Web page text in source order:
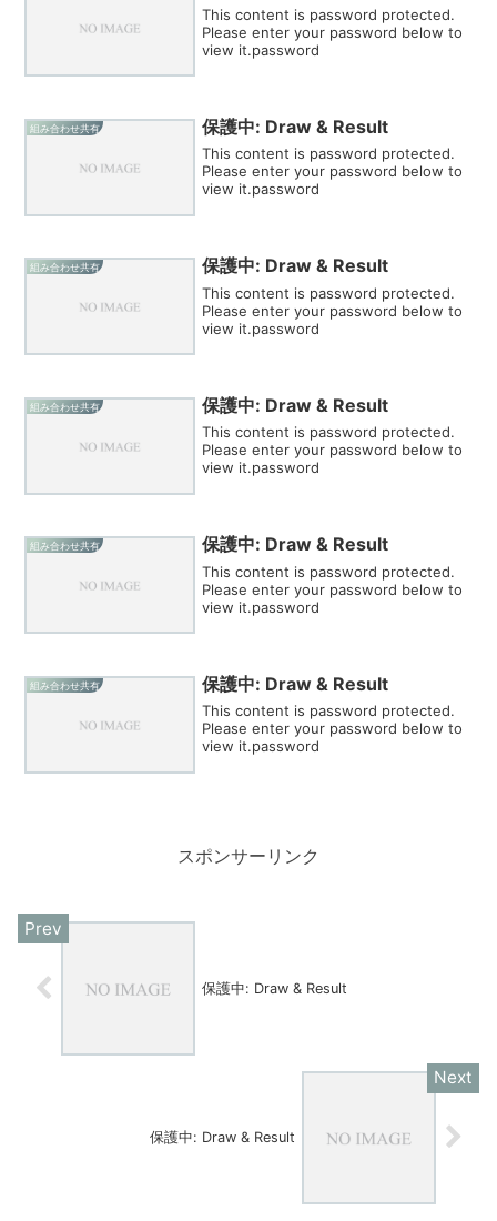
This content is password protected.
Please enter your password below to
view it.password
組み合わせ共有 保護中: Draw & Result
This content is password protected.
Please enter your password below to
view it.password
組み合わせ共有 保護中: Draw & Result
This content is password protected.
Please enter your password below to
view it.password
組み合わせ共有 保護中: Draw & Result
This content is password protected.
Please enter your password below to
view it.password
組み合わせ共有 保護中: Draw & Result
This content is password protected.
Please enter your password below to
view it.password
組み合わせ共有 保護中: Draw & Result
This content is password protected.
Please enter your password below to
view it.password
スポンサーリンク
保護中: Draw & Result
保護中: Draw & Result